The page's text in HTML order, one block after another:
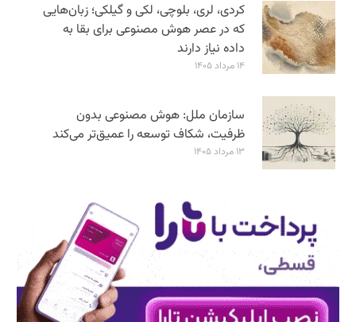
کردی، لری، بلوچی، لکی و گیلکی؛ زبان‌هایی
که در عصر هوش مصنوعی برای بقا به
داده نیاز دارند
۱۴ مرداد ۱۴۰۵
سازمان ملل: هوش مصنوعی بدون
ظرفیت، شکاف توسعه را عمیق‌تر می‌کند
۱۳ مرداد ۱۴۰۵